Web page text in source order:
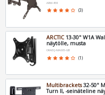
ARM-459
star star star star star_border (3)
ARCTIC13-30" W1A
näytölle, musta
ORAEQ-MA005-GB
star star star star star_border (1)
Multibrackets32-50"
Turn II, -seinäteline